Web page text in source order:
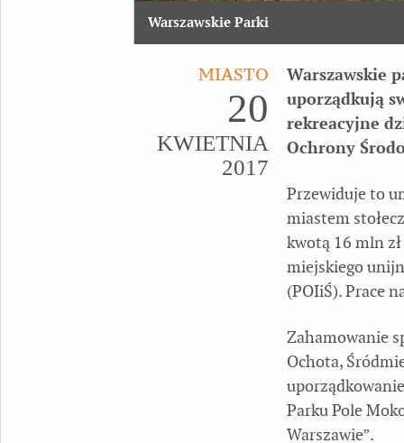
Warszawskie Parki
MIASTO
20
KWIETNIA
2017
Warszawskie
uporządkują
rekreacyjne
Ochrony
Przewiduje to
miastem
kwotą 16 mln
miejskiego
(POIiŚ). Prace
Zahamowanie
Ochota,
Parku Pole
Warszawie”.